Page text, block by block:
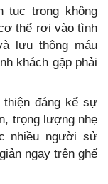
tục trong không
thể rơi vào tình
lưu thông máu
khách gặp phải
thiện đáng kể sự
trọng lượng nhẹ
nhiều người sử
ngay trên ghế